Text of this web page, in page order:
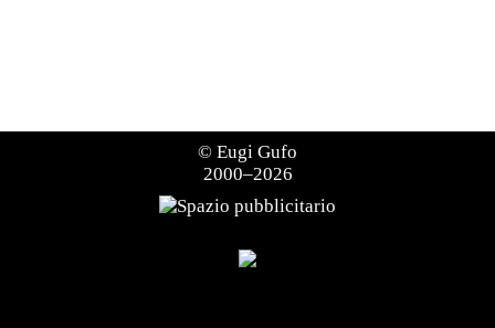
© Eugi Gufo
2000–2026